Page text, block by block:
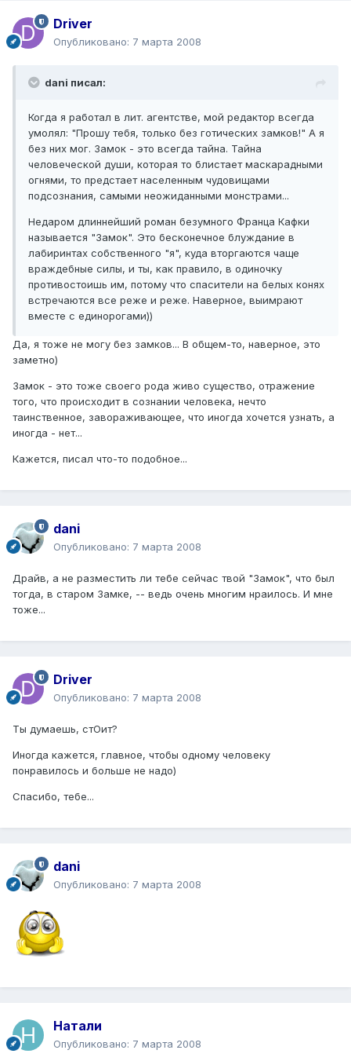
Driver
Опубликовано: 7 марта 2008
dani писал:
Когда я работал в лит. агентстве, мой редактор всегда
умолял: "Прошу тебя, только без готических замков!" А я
без них мог. Замок - это всегда тайна. Тайна
человеческой души, которая то блистает маскарадными
огнями, то предстает населенным чудовищами
подсознания, самыми неожиданными монстрами...
Недаром длиннейший роман безумного Франца Кафки
называется "Замок". Это бесконечное блуждание в
лабиринтах собственного "я", куда вторгаются чаще
враждебные силы, и ты, как правило, в одиночку
противостоишь им, потому что спасители на белых конях
встречаются все реже и реже. Наверное, выимрают
вместе с единорогами))
Да, я тоже не могу без замков... В общем-то, наверное, это
заметно)
Замок - это тоже своего рода живо существо, отражение
того, что происходит в сознании человека, нечто
таинственное, завораживающее, что иногда хочется узнать, а
иногда - нет...
Кажется, писал что-то подобное...
dani
Опубликовано: 7 марта 2008
Драйв, а не разместить ли тебе сейчас твой "Замок", что был
тогда, в старом Замке, -- ведь очень многим нраилось. И мне
тоже...
Driver
Опубликовано: 7 марта 2008
Ты думаешь, стОит?
Иногда кажется, главное, чтобы одному человеку
понравилось и больше не надо)
Спасибо, тебе...
dani
Опубликовано: 7 марта 2008
Натали
Опубликовано: 7 марта 2008